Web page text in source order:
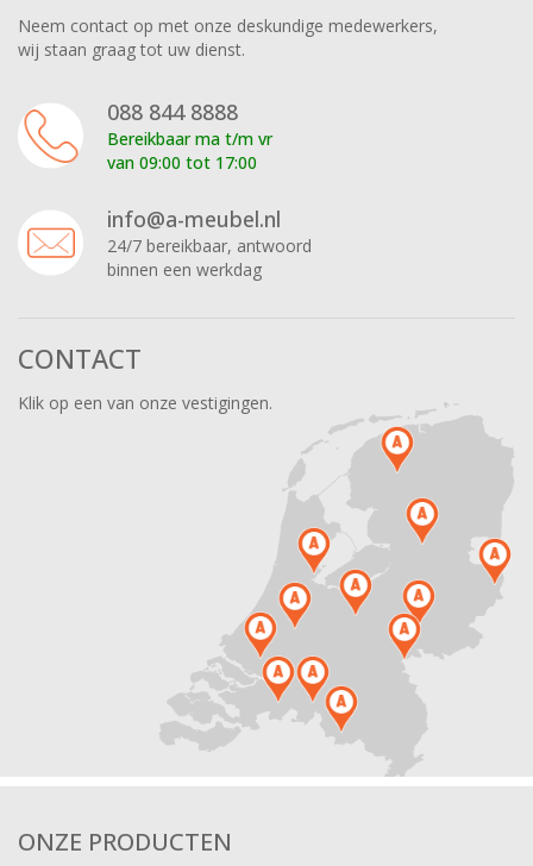
Neem contact op met onze deskundige medewerkers,
wij staan graag tot uw dienst.
088 844 8888
Bereikbaar ma t/m vr
van 09:00 tot 17:00
info@a-meubel.nl
24/7 bereikbaar, antwoord
binnen een werkdag
CONTACT
Klik op een van onze vestigingen.
ONZE PRODUCTEN